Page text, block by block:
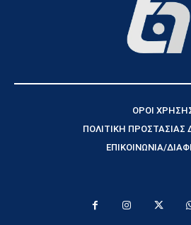
ΟΡΟΙ
ΠΟΛΙΤΙΚΗ
ΕΠΙΚΟΙΝΩΝΙΑ/